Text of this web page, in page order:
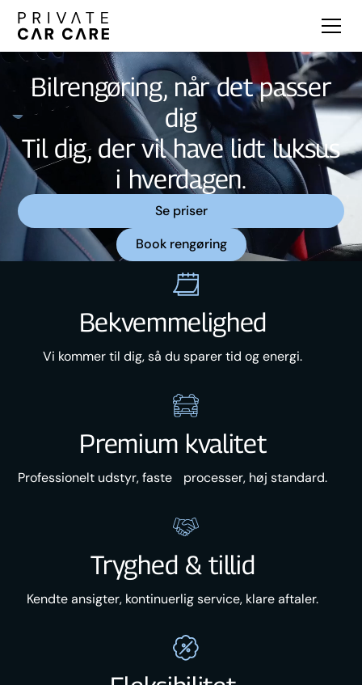
Bilrengøring, når det passer
dig
Til dig, der vil have lidt luksus
i hverdagen.
Se priser
Book rengøring
Bekvemmelighed
Vi kommer til dig, så du sparer tid og energi.
Premium kvalitet
Professionelt udstyr, faste processer, høj standard.
Tryghed & tillid
Kendte ansigter, kontinuerlig service, klare aftaler.